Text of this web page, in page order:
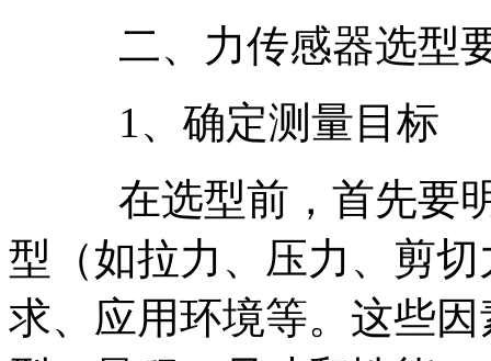
二、力传感器选型
1、确定测量目标
在选型前，首先要
型（如拉力、压力、剪
求、应用环境等。这些